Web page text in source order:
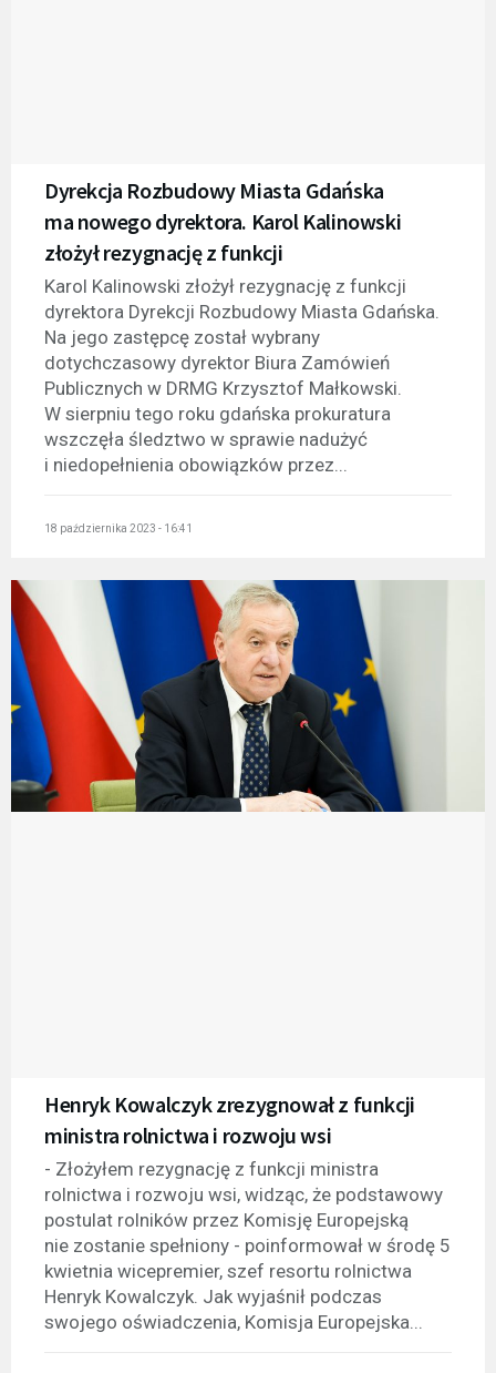
Dyrekcja Rozbudowy Miasta Gdańska
ma nowego dyrektora. Karol Kalinowski
złożył rezygnację z funkcji
Karol Kalinowski złożył rezygnację z funkcji
dyrektora Dyrekcji Rozbudowy Miasta Gdańska.
Na jego zastępcę został wybrany
dotychczasowy dyrektor Biura Zamówień
Publicznych w DRMG Krzysztof Małkowski.
W sierpniu tego roku gdańska prokuratura
wszczęła śledztwo w sprawie nadużyć
i niedopełnienia obowiązków przez...
18 października 2023 - 16:41
Henryk Kowalczyk zrezygnował z funkcji
ministra rolnictwa i rozwoju wsi
- Złożyłem rezygnację z funkcji ministra
rolnictwa i rozwoju wsi, widząc, że podstawowy
postulat rolników przez Komisję Europejską
nie zostanie spełniony - poinformował w środę 5
kwietnia wicepremier, szef resortu rolnictwa
Henryk Kowalczyk. Jak wyjaśnił podczas
swojego oświadczenia, Komisja Europejska...